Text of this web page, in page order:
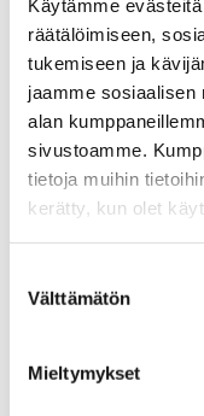
Käytämme
räätälöimiseen,
tukemiseen ja
jaamme sosiaalisen
alan
sivustoamme.
tietoja muihin
kerätty, kun olet
valinta
Välttämätön
Mieltymykset
ja
säilynyt